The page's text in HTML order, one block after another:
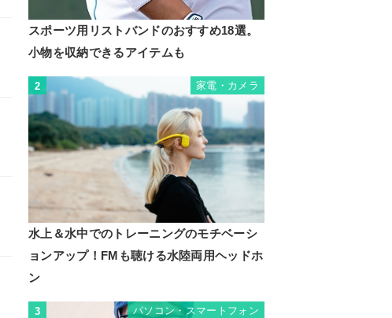
スポーツ用リストバンドのおすすめ18選。
小物を収納できるアイテムも
2 家電・カメラ
水上＆水中でのトレーニングのモチベーシ
ョンアップ！FMも聴ける水陸両用ヘッドホ
ン
3 パソコン・スマートフォン